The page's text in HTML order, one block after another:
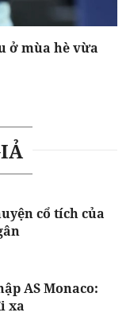
ở mùa hè vừa
cổ tích của
AS Monaco:
xa